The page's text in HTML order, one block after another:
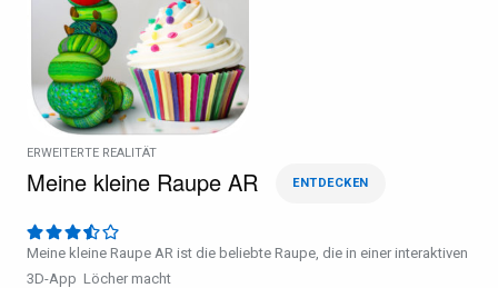
ERWEITERTE REALITÄT
Meine kleine Raupe AR ENTDECKEN
Meine kleine Raupe AR ist die beliebte Raupe, die in einer interaktiven
3D-App Löcher macht